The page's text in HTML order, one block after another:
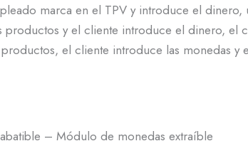
marca en el TPV y introduce el
productos y el cliente introduce el dinero, el
el cliente introduce las monedas y
– Módulo de monedas extraíble